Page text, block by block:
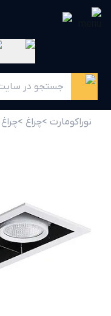
نوراکومارت >چراغ >